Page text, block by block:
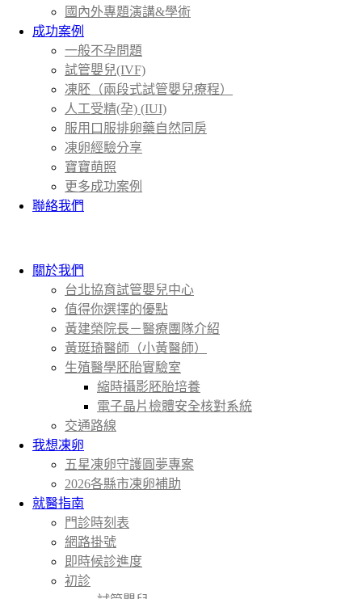
國內外專題演講&學術
成功案例
一般不孕問題
試管嬰兒(IVF)
凍胚（兩段式試管嬰兒療程）
人工受精(孕) (IUI)
服用口服排卵藥自然同房
凍卵經驗分享
寶寶萌照
更多成功案例
聯絡我們
關於我們
台北協育試管嬰兒中心
值得你選擇的優點
黃建榮院長－醫療團隊介紹
黃珽琦醫師（小黃醫師）
生殖醫學胚胎實驗室
縮時攝影胚胎培養
電子晶片檢體安全核對系統
交通路線
我想凍卵
五星凍卵守護圓夢專案
2026各縣市凍卵補助
就醫指南
門診時刻表
網路掛號
即時候診進度
初診